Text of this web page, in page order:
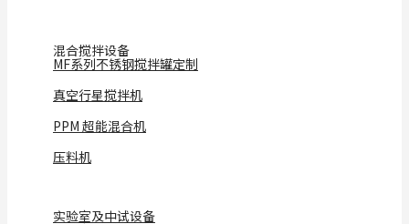
混合搅拌设备
MF系列不锈钢搅拌罐定制
真空行星搅拌机
PPM 超能混合机
压料机
实验室及中试设备